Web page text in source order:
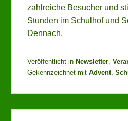
zahlreiche Besucher und
Stunden im Schulhof und
Dennach.
Veröffentlicht in Newsletter,
Gekennzeichnet mit Advent,